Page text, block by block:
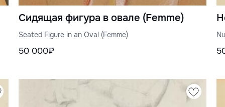
Сидящая фигура в овале (Femme)
Seated Figure in an Oval (Femme)
50 000₽